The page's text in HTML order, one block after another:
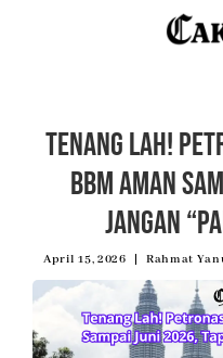
Tenang Lah!
BBM Aman
Jangan
April 15, 2026 Rahmat